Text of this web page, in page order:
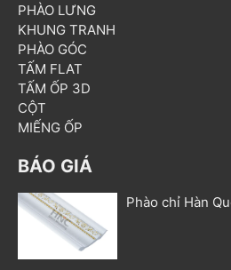
PHÀO LƯNG
KHUNG TRANH
PHÀO GÓC
TẤM FLAT
TẤM ỐP 3D
CỘT
MIẾNG ỐP
BÁO GIÁ
Phào chỉ Hàn